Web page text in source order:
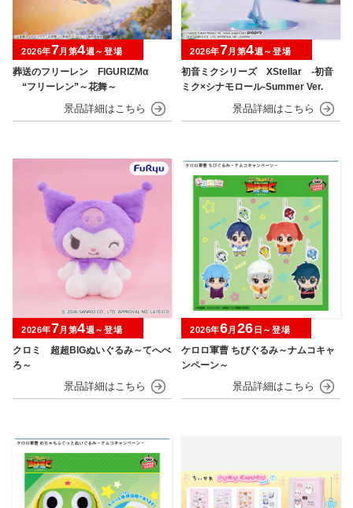
葬送のフリーレン FIGURIZMα
“フリーレン”～花舞～
2026年7月第4週～登場
初音ミクシリーズ XStellar ‐初音
ミク×シナモロール‐Summer Ver.
2026年7月第4週～登場
クロミ 超超BIGぬいぐるみ～てへぺ
ろ～
2026年7月第4週～登場
ケロロ軍曹 ちびぐるみ～ナムコキャ
ンペーン～
2026年6月 26 日～登場